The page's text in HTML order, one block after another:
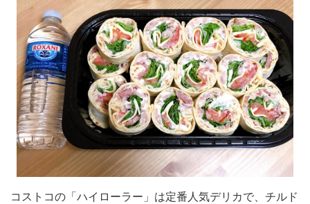
コストコの「ハイローラー」は定番人気デリカで、チルド